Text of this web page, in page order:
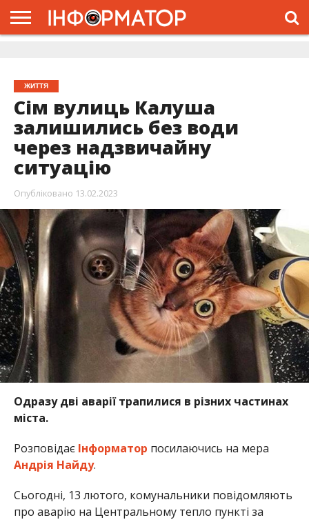
ЖИТТЯ
Сім вулиць Калуша
залишились без води
через надзвичайну
ситуацію
Опубліковано 13.02.2023
Одразу дві аварії трапилися в різних частинах
міста.
Розповідає Інформатор посилаючись на мера
Андрія Найду.
Сьогодні, 13 лютого, комунальники повідомляють
про аварію на Центральному тепло пункті за